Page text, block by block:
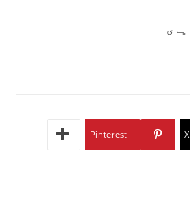
پای
X
Pinterest